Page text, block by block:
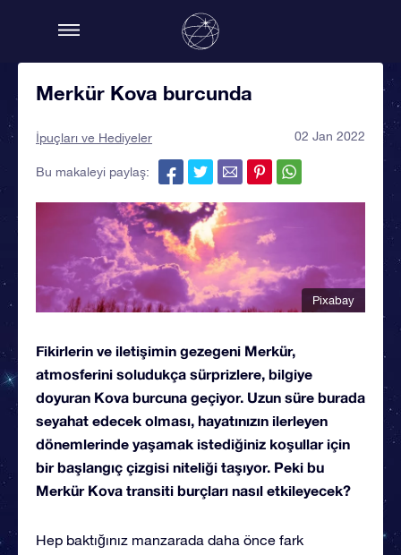
Merkür Kova burcunda
İpuçları ve Hediyeler 02 Jan 2022
Bu makaleyi paylaş:
Pixabay
Fikirlerin ve iletişimin gezegeni Merkür,
atmosferini soludukça sürprizlere, bilgiye
doyuran Kova burcuna geçiyor. Uzun süre burada
seyahat edecek olması, hayatınızın ilerleyen
dönemlerinde yaşamak istediğiniz koşullar için
bir başlangıç çizgisi niteliği taşıyor. Peki bu
Merkür Kova transiti burçları nasıl etkileyecek?
Hep baktığınız manzarada daha önce fark